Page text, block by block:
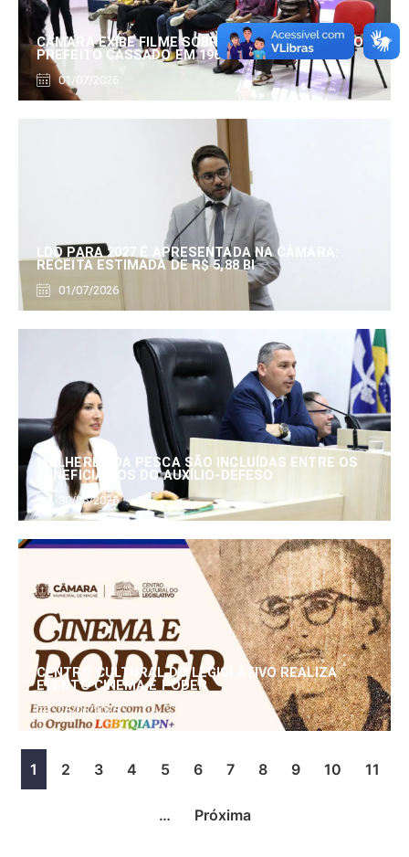
CÂMARA EXIBE FILME SOBRE EDUARDO SERRANO,
PREFEITO CASSADO EM 1960
01/07/2026
LDO PARA 2027 É APRESENTADA NA CÂMARA:
RECEITA ESTIMADA DE R$ 5,88 BI
01/07/2026
MULHERES DA PESCA SÃO INCLUÍDAS ENTRE OS
BENEFICIÁRIOS DO AUXÍLIO-DEFESO
30/06/2026
CENTRO CULTURAL DO LEGISLATIVO REALIZA
EVENTO CINEMA E PODER
25/06/2026
1 2 3 4 5 6 7 8 9 10 11
… Próxima